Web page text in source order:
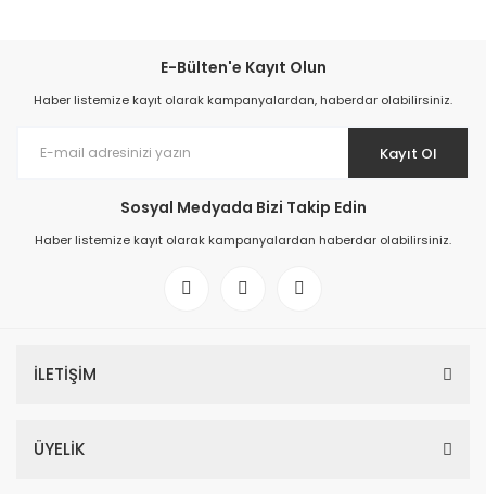
E-Bülten'e Kayıt Olun
Haber listemize kayıt olarak kampanyalardan, haberdar olabilirsiniz.
Kayıt Ol
Sosyal Medyada Bizi Takip Edin
Haber listemize kayıt olarak kampanyalardan haberdar olabilirsiniz.
İLETİŞİM
ÜYELİK